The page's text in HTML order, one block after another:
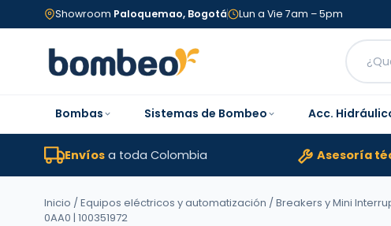
Showroom Paloquemao, Bogotá Lun a Vie 7am – 5pm
Bombas Sistemas de Bombeo Acc.
Envíos a toda Colombia Asesoría
Inicio /Equipos eléctricos y automatización /Breakers y Mini
0AA0 | 100351972